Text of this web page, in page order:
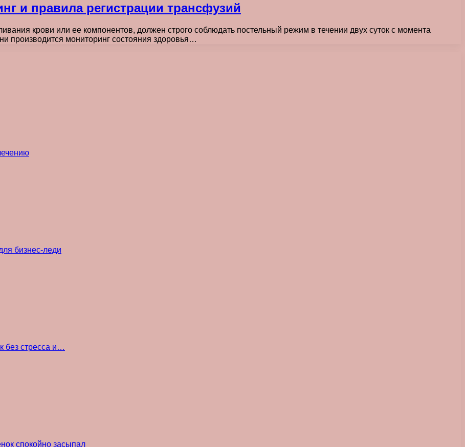
и правила регистрации трансфузий
крови или ее компонентов, должен строго соблюдать постельный режим в течении двух суток с момента
производится мониторинг состояния здоровья…
бизнес-леди
без стресса и…
спокойно засыпал